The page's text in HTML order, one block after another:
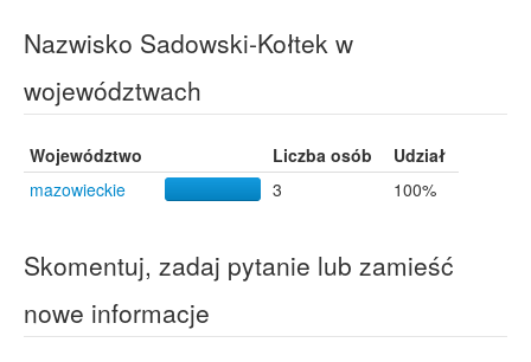
Nazwisko Sadowski-Kołtek w
województwach
Województwo Liczba osób
Udział
mazowieckie
3 100%
Skomentuj, zadaj pytanie lub zamieść
nowe informacje